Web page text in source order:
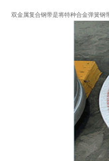
双金属复合钢带是将特种合金弹簧钢